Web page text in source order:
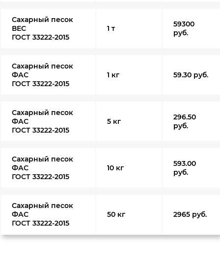
Сахарный песок
ВЕС
ГОСТ 33222-2015
1 т
59300
руб.
Сахарный песок
ФАС
ГОСТ 33222-2015
1 кг 59.30 руб.
Сахарный песок
ФАС
ГОСТ 33222-2015
5 кг
296.50
руб.
Сахарный песок
ФАС
ГОСТ 33222-2015
10 кг
593.00
руб.
Сахарный песок
ФАС
ГОСТ 33222-2015
50 кг 2965 руб.